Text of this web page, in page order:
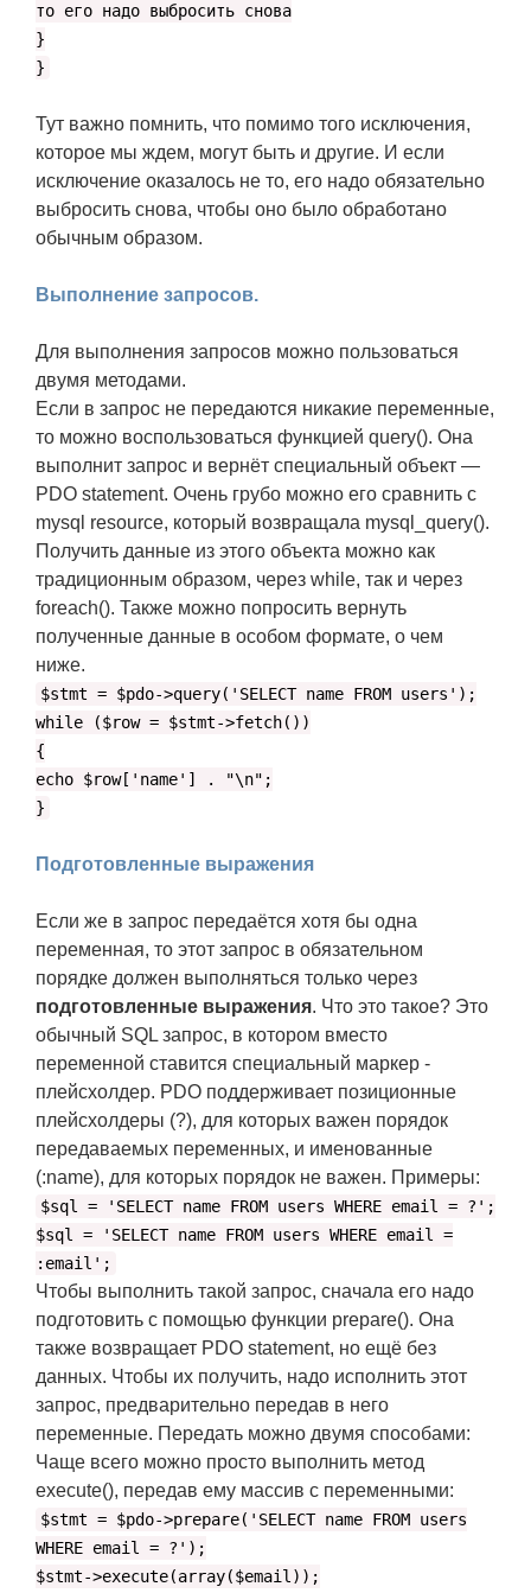
то его надо выбросить снова
}
}
Тут важно помнить, что помимо того исключения,
которое мы ждем, могут быть и другие. И если
исключение оказалось не то, его надо обязательно
выбросить снова, чтобы оно было обработано
обычным образом.
Выполнение запросов.
Для выполнения запросов можно пользоваться
двумя методами.
Если в запрос не передаются никакие переменные,
то можно воспользоваться функцией query(). Она
выполнит запрос и вернёт специальный объект —
PDO statement. Очень грубо можно его сравнить с
mysql resource, который возвращала mysql_query().
Получить данные из этого объекта можно как
традиционным образом, через while, так и через
foreach(). Также можно попросить вернуть
полученные данные в особом формате, о чем
ниже.
$stmt = $pdo->query('SELECT name FROM users');
while ($row = $stmt->fetch())
{
echo $row['name'] . "\n";
}
Подготовленные выражения
Если же в запрос передаётся хотя бы одна
переменная, то этот запрос в обязательном
порядке должен выполняться только через
подготовленные выражения. Что это такое? Это
обычный SQL запрос, в котором вместо
переменной ставится специальный маркер -
плейсхолдер. PDO поддерживает позиционные
плейсхолдеры (?), для которых важен порядок
передаваемых переменных, и именованные
(:name), для которых порядок не важен. Примеры:
$sql = 'SELECT name FROM users WHERE email = ?';
$sql = 'SELECT name FROM users WHERE email =
:email';
Чтобы выполнить такой запрос, сначала его надо
подготовить с помощью функции prepare(). Она
также возвращает PDO statement, но ещё без
данных. Чтобы их получить, надо исполнить этот
запрос, предварительно передав в него
переменные. Передать можно двумя способами:
Чаще всего можно просто выполнить метод
execute(), передав ему массив с переменными:
$stmt = $pdo->prepare('SELECT name FROM users
WHERE email = ?');
$stmt->execute(array($email));